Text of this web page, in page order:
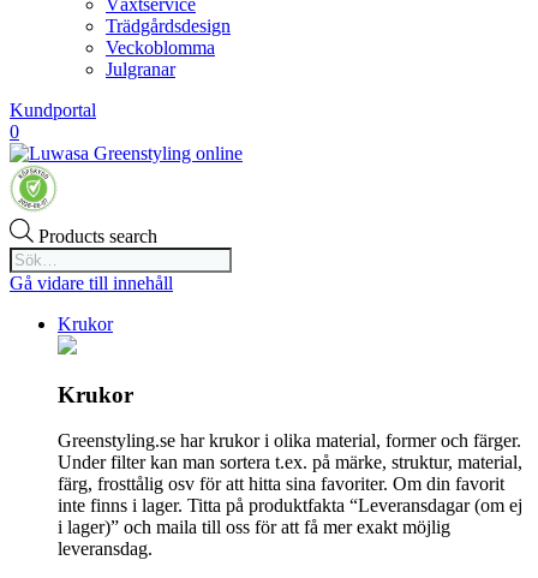
Växtservice
Trädgårdsdesign
Veckoblomma
Julgranar
Kundportal
0
Products search
Gå vidare till innehåll
Krukor
Krukor
Greenstyling.se har krukor i olika material, former och färger.
Under filter kan man sortera t.ex. på märke, struktur, material,
färg, frosttålig osv för att hitta sina favoriter. Om din favorit
inte finns i lager. Titta på produktfakta “Leveransdagar (om ej
i lager)” och maila till oss för att få mer exakt möjlig
leveransdag.